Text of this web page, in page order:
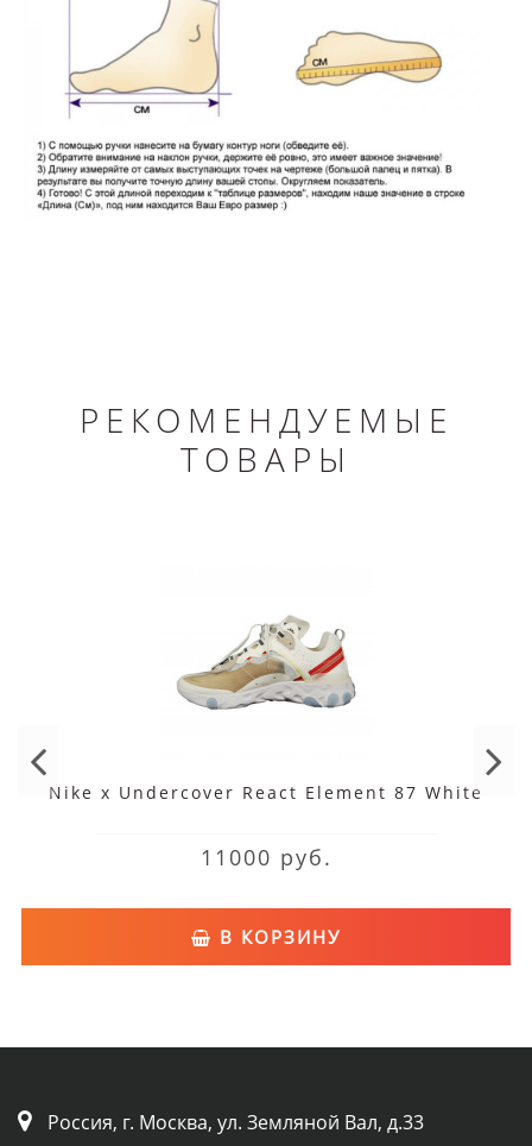
РЕКОМЕНДУЕМЫЕ
ТОВАРЫ
Nike x Undercover React Element 87 White
11000 руб.
В КОРЗИНУ
Россия, г. Москва, ул. Земляной Вал, д.33